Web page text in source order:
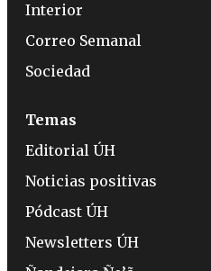
Interior
Correo Semanal
Sociedad
Temas
Editorial ÚH
Noticias positivas
Pódcast ÚH
Newsletters ÚH